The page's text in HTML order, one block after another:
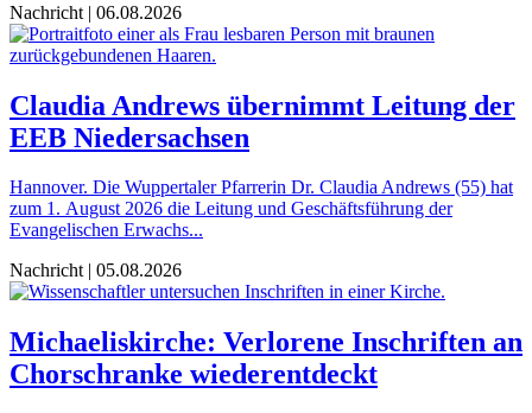
Nachricht | 06.08.2026
Claudia Andrews übernimmt Leitung der
EEB Niedersachsen
Hannover. Die Wuppertaler Pfarrerin Dr. Claudia Andrews (55) hat
zum 1. August 2026 die Leitung und Geschäftsführung der
Evangelischen Erwachs...
Nachricht | 05.08.2026
Michaeliskirche: Verlorene Inschriften an
Chorschranke wiederentdeckt